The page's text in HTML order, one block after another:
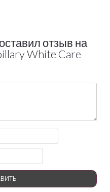
отзыв на
White Care